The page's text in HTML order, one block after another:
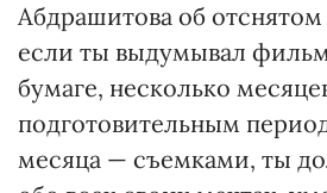
Абдрашитова об
если ты выдумывал
бумаге, несколько
подготовительным
месяца — съемками, ты